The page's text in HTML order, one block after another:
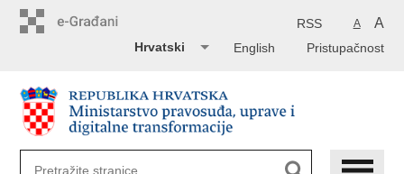
A A
RSS
Pristupačnost
English
Hrvatski